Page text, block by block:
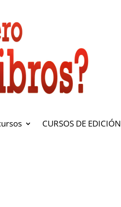
CURSOS DE EDICIÓN